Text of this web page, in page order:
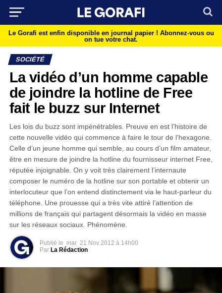
Le Gorafi est enfin disponible en journal papier ! Abonnez-vous ou
on tue votre chat.
SOCIÉTÉ
La vidéo d’un homme capable
de joindre la hotline de Free
fait le buzz sur Internet
Les lois du buzz sont impénétrables. Preuve en est l’histoire de
cette nouvelle vidéo qui commence à faire le tour de l’hexagone.
Celle d’un jeune homme qui semble, au cours d’un film amateur,
être en mesure de joindre la hotline du fournisseur internet Free,
réputée injoignable. On y voit très clairement l’internaute
composer le numéro de la hotline sur son portable et obtenir un
interlocuteur que l’on entend distinctement via le haut-parleur du
téléphone. Une prouesse qui a très vite attiré l’attention de
millions de français qui partagent désormais la vidéo en masse
sur les réseaux sociaux. Phénomène.
Publié le mar 21 Nov 2012 à 14h00
Par La Rédaction